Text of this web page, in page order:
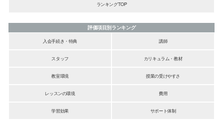
ランキングTOP
評価項目別ランキング
入会手続き・特典
講師
スタッフ カリキュラム・教材
教室環境 授業の受けやすさ
レッスンの環境 費用
学習効果 サポート体制